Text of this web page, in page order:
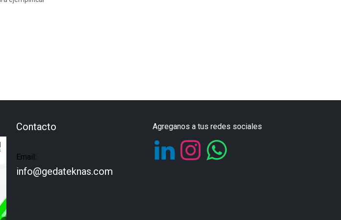
Contacto
Email:
info@gedateknas.com
Agreganos a tus redes sociales